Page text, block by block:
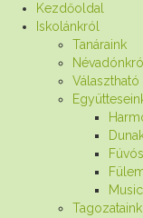
Kezdőoldal
Iskolánkról
Tanáraink
Tagozataink